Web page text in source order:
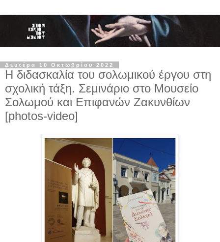
Δευτέρα 10 Οκτωβρίου 2022
Η διδασκαλία του σολωμικού έργου στη
σχολική τάξη. Σεμινάριο στο Μουσείο
Σολωμού και Επιφανών Ζακυνθίων
[photos-video]